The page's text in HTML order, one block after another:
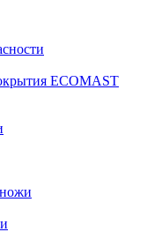
ECOMAST